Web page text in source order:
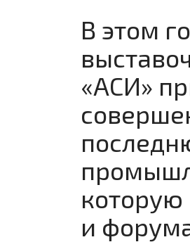
В этом
«АСИ»
и